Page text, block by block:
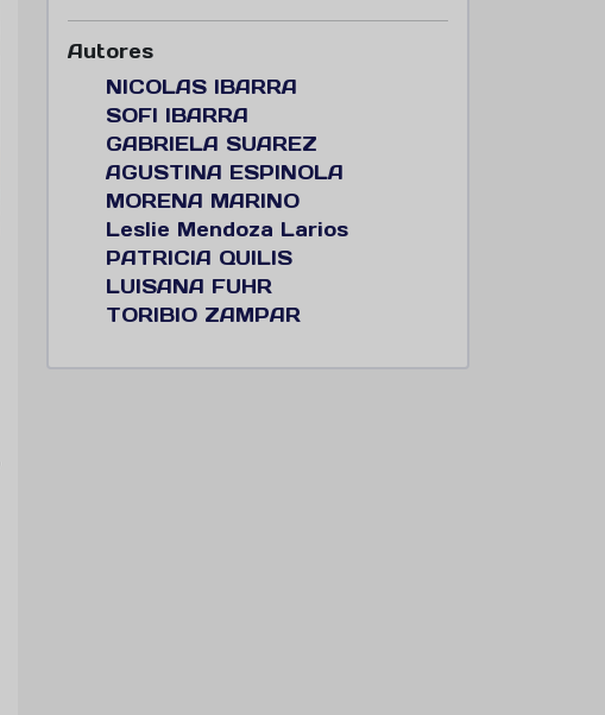
Autores
NICOLAS IBARRA
SOFI IBARRA
GABRIELA SUAREZ
AGUSTINA ESPINOLA
MORENA MARINO
Leslie Mendoza Larios
PATRICIA QUILIS
LUISANA FUHR
TORIBIO ZAMPAR